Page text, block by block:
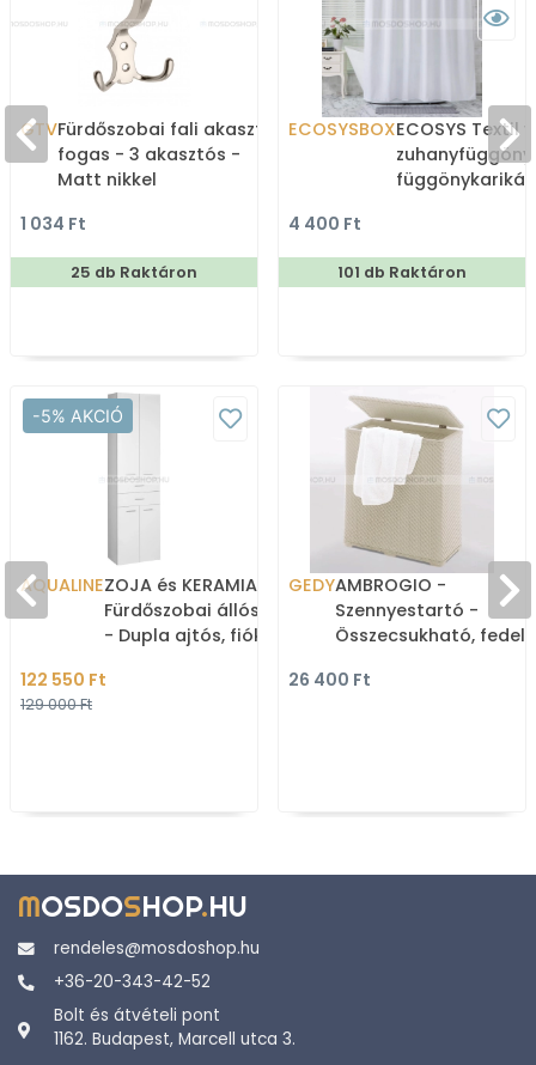
GTVFürdőszobai fali akasztó,
fogas - 3 akasztós -
Matt nikkel
1 034 Ft
25 db Raktáron
ECOSYSBOXECOSYS Textil
zuhanyfüggöny
4 400 Ft
101 db Raktáron
-5% AKCIÓ
AQUALINEZOJA és KERAMIA FRESH -
Fürdőszobai állószekrény
- Dupla ajtós, fiókos -
fehé
122 550 Ft
129 000 Ft
GEDYAMBROGIO -
Szennyestartó -
Összecsukható,
26 400 Ft
MOSDOSHOP.HU
rendeles@mosdoshop.hu
+36-20-343-42-52
Bolt és átvételi pont
1162. Budapest, Marcell utca 3.